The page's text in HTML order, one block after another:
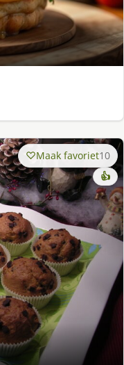
Maak favoriet10
👍